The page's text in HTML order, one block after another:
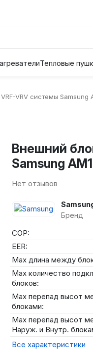
Тепловые
VRV системы Samsung
Внешний
Samsung
Нет отзывов
Бренд
COP:
EER:
Max длина между
Max количество
блоков:
Max перепад высот
блоками:
Max перепад высот
Наруж. и Внутр.
Все характеристики